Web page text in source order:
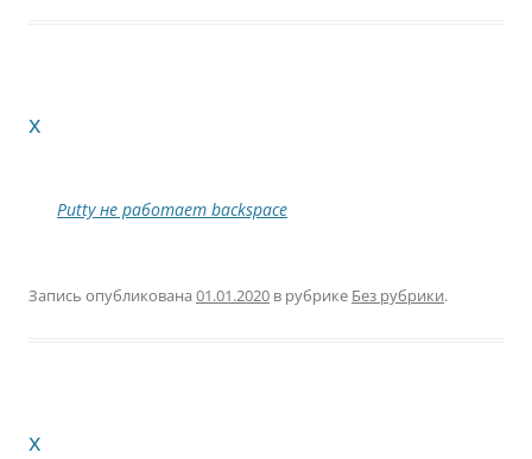
x
Putty не работает backspace
Запись опубликована 01.01.2020 в рубрике Без рубрики.
x